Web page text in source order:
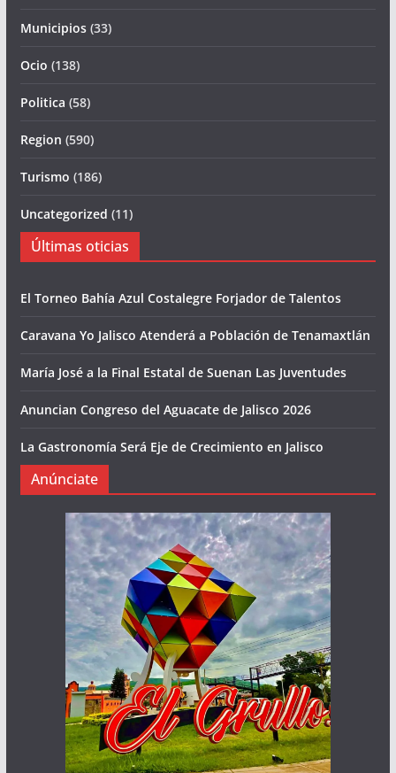
Municipios(33)
Ocio (138)
Politica (58)
Region (590)
Turismo (186)
Uncategorized (11)
Últimas oticias
El Torneo Bahía Azul Costalegre Forjador de Talentos
Caravana Yo Jalisco Atenderá a Población de Tenamaxtlán
María José a la Final Estatal de Suenan Las Juventudes
Anuncian Congreso del Aguacate de Jalisco 2026
La Gastronomía Será Eje de Crecimiento en Jalisco
Anúnciate